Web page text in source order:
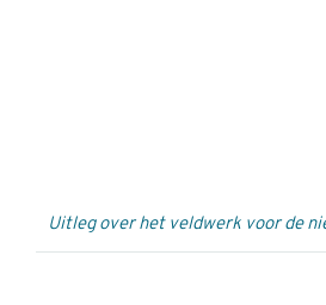
Uitleg over het veldwerk voor de